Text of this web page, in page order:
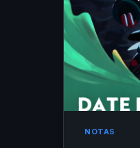
NOTAS